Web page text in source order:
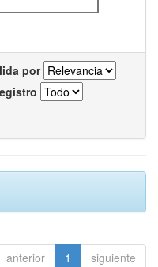
por
anterior 1 siguiente